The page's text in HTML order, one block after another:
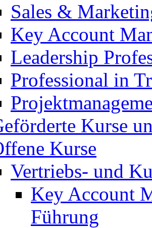
Sales &
Key Account
Leadership
Professional in
Kurse
Kurse
Vertriebs- und
Key Account
Führung